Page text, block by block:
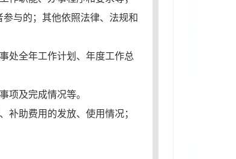
与的；其他依照法律、法规和
处全年工作计划、年度工作总
项及完成情况等。
助费用的发放、使用情况；